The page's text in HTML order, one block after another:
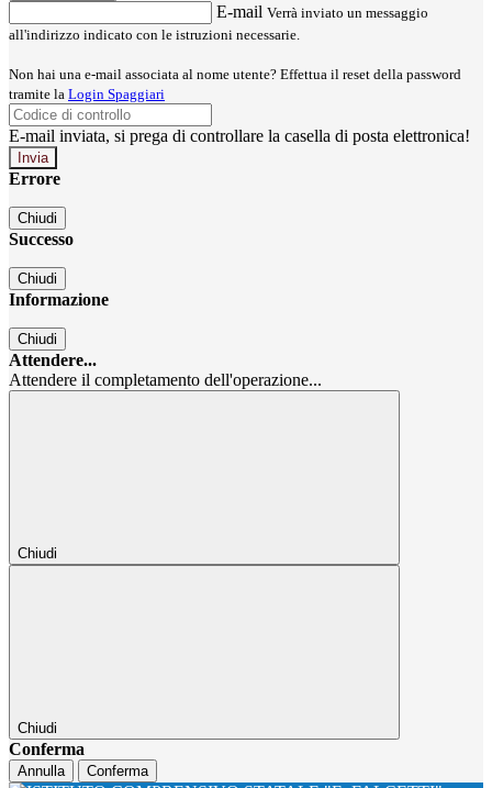
E-mail Verrà inviato un messaggio
all'indirizzo indicato con le istruzioni necessarie.
Non hai una e-mail associata al nome utente? Effettua il reset della password
tramite la Login Spaggiari
E-mail inviata, si prega di controllare la casella di posta elettronica!
Errore
Chiudi
Successo
Chiudi
Informazione
Chiudi
Attendere...
Attendere il completamento dell'operazione...
Chiudi
Chiudi
Conferma
Annulla Conferma